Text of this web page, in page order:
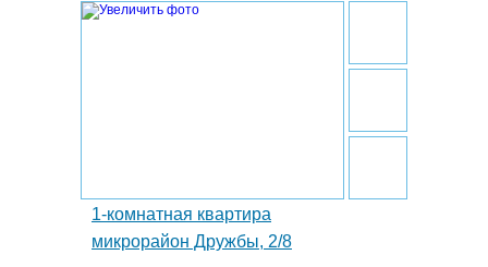
1-комнатная квартира
микрорайон Дружбы, 2/8